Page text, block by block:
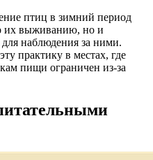
птиц в зимний период
их выживанию, но и
наблюдения за ними.
практику в местах, где
пищи ограничен из-за